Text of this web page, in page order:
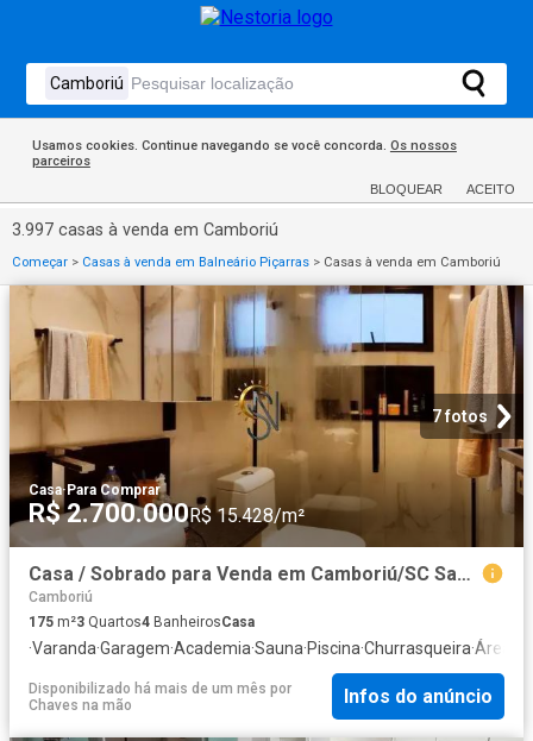
Usamos cookies. Continue navegando se você concorda. Os nossos
parceiros
BLOQUEAR ACEITO
3.997 casas à venda em Camboriú
Começar > Casas à venda em Balneário Piçarras > Casas à venda em Camboriú
7 fotos
Casa· Para Comprar
R$ 2.700.000R$ 15.428/m²
Casa / Sobrado para Venda em Camboriú/SC Santa Regina 3 Quartos
Camboriú
175 m²3 Quartos4 BanheirosCasa
·Varanda·Garagem·Academia·Sauna·Piscina·Churrasqueira·Área
Disponibilizado há mais de um mês por
Chaves na mão
Infos do anúncio